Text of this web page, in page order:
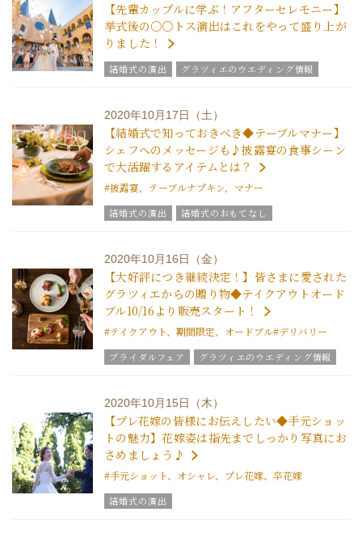
【先輩カップルに学ぶ！アフターセレモニー】
挙式後の○○トス演出はこれをやって盛り上が
りました！
結婚式の演出
グラツィエのウエディング情報
ウエディングスタッフｖｏｉｃｅ
チームグラツィエメンバー
グラツィエについて
2020年10月17日（土）
【結婚式で知っておきべき◆テーブルマナー】
シェフへのメッセージも♪披露宴の食事シーン
で大活躍するアイテムとは？
#披露宴，テーブルナプキン，マナー
結婚式の演出
結婚式のおもてなし
ウエディングスタッフｖｏｉｃｅ
グラツィエについて
2020年10月16日（金）
【大好評につき継続決定！】皆さまに愛された
グラツィエからの贈り物◆テイクアウトオード
ブル10/16より販売スタート！
#テイクアウト、期間限定、オードブル#デリバリー
ブライダルフェア
グラツィエのウエディング情報
2020年10月15日（木）
【プレ花嫁の皆様にお伝えしたい◆手元ショッ
トの魅力】花嫁姿は指先までしっかり写真にお
さめましょう♪
#手元ショット、オシャレ、プレ花嫁、卒花嫁
結婚式の演出